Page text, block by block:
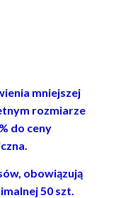
mniejszej
rozmiarze
do ceny
obowiązują
50 szt.